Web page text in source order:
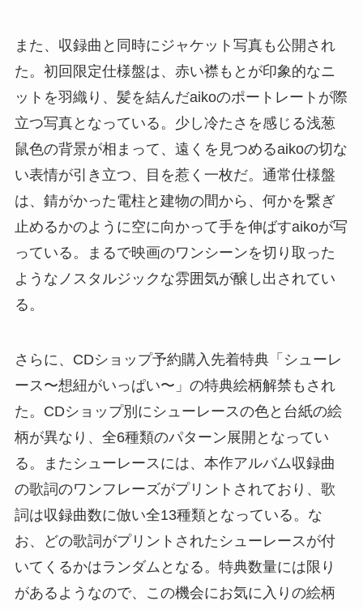
また、収録曲と同時にジャケット写真も公開され
た。初回限定仕様盤は、赤い襟もとが印象的なニ
ットを羽織り、髪を結んだaikoのポートレートが際
立つ写真となっている。少し冷たさを感じる浅葱
鼠色の背景が相まって、遠くを見つめるaikoの切な
い表情が引き立つ、目を惹く一枚だ。通常仕様盤
は、錆がかった電柱と建物の間から、何かを繋ぎ
止めるかのように空に向かって手を伸ばすaikoが写
っている。まるで映画のワンシーンを切り取った
ようなノスタルジックな雰囲気が醸し出されてい
る。
さらに、CDショップ予約購入先着特典「シューレ
ース〜想紐がいっぱい〜」の特典絵柄解禁もされ
た。CDショップ別にシューレースの色と台紙の絵
柄が異なり、全6種類のパターン展開となってい
る。またシューレースには、本作アルバム収録曲
の歌詞のワンフレーズがプリントされており、歌
詞は収録曲数に倣い全13種類となっている。な
お、どの歌詞がプリントされたシューレースが付
いてくるかはランダムとなる。特典数量には限り
があるようなので、この機会にお気に入りの絵柄